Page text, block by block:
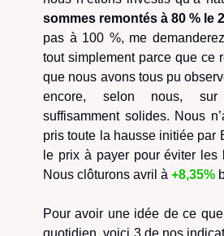
sommes remontés à 80 % le
pas à 100 %, me
tout simplement parce que ce
que nous avons tous pu
encore, selon nous,
suffisamment solides. Nous
pris toute la hausse initiée par
le prix à payer pour éviter les
Nous clôturons avril à +8,35%
Pour avoir une idée de ce
quotidien, voici 3 de nos